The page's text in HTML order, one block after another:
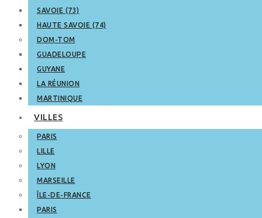
SAVOIE (73)
HAUTE SAVOIE (74)
DOM-TOM
GUADELOUPE
GUYANE
LA RÉUNION
MARTINIQUE
VILLES
PARIS
LILLE
LYON
MARSEILLE
ÎLE-DE-FRANCE
PARIS